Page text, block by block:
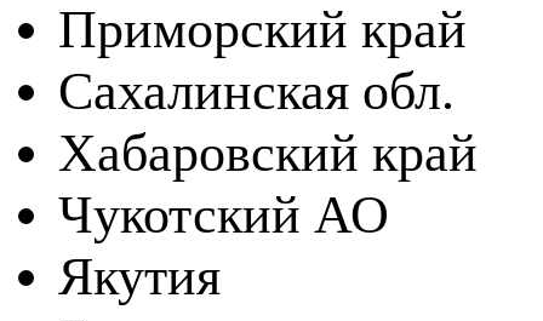
Приморский край
Сахалинская обл.
Хабаровский край
Чукотский АО
Якутия